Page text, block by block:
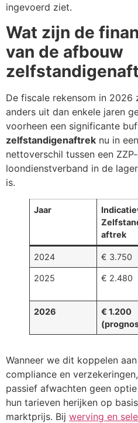
ingevoerd ziet.
Wat zijn de
van de afbouw
De fiscale rekensom in 2026
anders uit dan enkele jaren
voorheen een significante
zelfstandigenaftrek nu in
nettoverschil tussen een
loondienstverband in de
is.
Jaar
aftrek
2024 € 3.750
2025 € 2.480
2026
€ 1.200
Wanneer we dit koppelen
compliance en
passief afwachten geen
hun tarieven herijken op
marktprijs. Bij werving en